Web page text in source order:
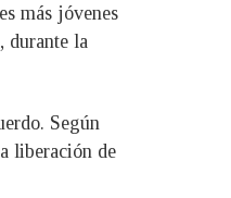
más jóvenes
durante la
Según
liberación de